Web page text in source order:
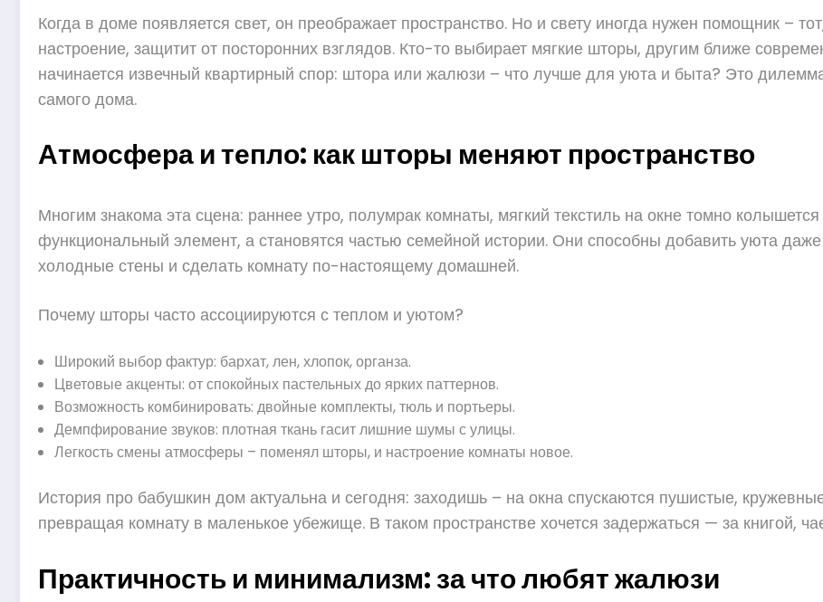
Когда в доме появляется свет, он преображает пространство. Но и свету иногда нужен помощник –
настроение, защитит от посторонних взглядов. Кто-то выбирает мягкие шторы, другим ближе
начинается извечный квартирный спор: штора или жалюзи – что лучше для уюта и быта? Это
самого дома.
Атмосфера и тепло: как шторы меняют пространство
Многим знакома эта сцена: раннее утро, полумрак комнаты, мягкий текстиль на окне томно
функциональный элемент, а становятся частью семейной истории. Они способны добавить уюта даже
холодные стены и сделать комнату по-настоящему домашней.
Почему шторы часто ассоциируются с теплом и уютом?
Широкий выбор фактур: бархат, лен, хлопок, органза.
Цветовые акценты: от спокойных пастельных до ярких паттернов.
Возможность комбинировать: двойные комплекты, тюль и портьеры.
Демпфирование звуков: плотная ткань гасит лишние шумы с улицы.
Легкость смены атмосферы – поменял шторы, и настроение комнаты новое.
История про бабушкин дом актуальна и сегодня: заходишь – на окна спускаются пушистые,
превращая комнату в маленькое убежище. В таком пространстве хочется задержаться — за книгой,
Практичность и минимализм: за что любят жалюзи